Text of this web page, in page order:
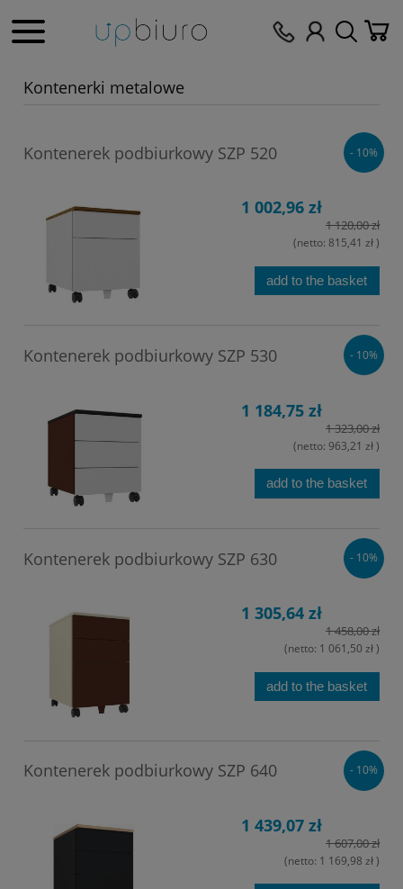
Kontenerki metalowe
Kontenerek podbiurkowy SZP 520
1 002,96 zł
1 120,00 zł
(netto: 815,41 zł)
add to the basket
- 10%
Kontenerek podbiurkowy SZP 530
1 184,75 zł
1 323,00 zł
(netto: 963,21 zł)
add to the basket
- 10%
Kontenerek podbiurkowy SZP 630
1 305,64 zł
1 458,00 zł
(netto: 1 061,50 zł)
add to the basket
- 10%
Kontenerek podbiurkowy SZP 640
1 439,07 zł
1 607,00 zł
(netto: 1 169,98 zł)
- 10%